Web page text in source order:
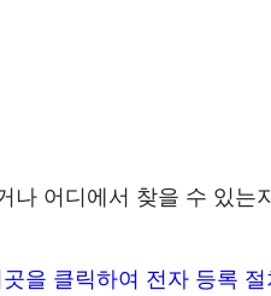
나 어디에서 찾을 수 있는
을 클릭하여 전자 등록